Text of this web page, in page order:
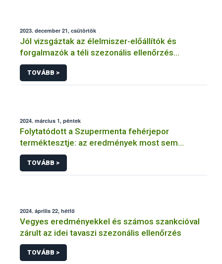
2023. december 21, csütörtök
Jól vizsgáztak az élelmiszer-előállítók és
forgalmazók a téli szezonális ellenőrzés
félidejében
TOVÁBB >
2024. március 1, péntek
Folytatódott a Szupermenta fehérjepor
terméktesztje: az eredmények most sem
felhőtlenek
TOVÁBB >
2024. április 22, hétfő
Vegyes eredményekkel és számos szankcióval
zárult az idei tavaszi szezonális ellenőrzés
TOVÁBB >